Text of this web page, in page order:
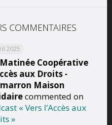
COMMENTAIRES
2025
Matinée Coopérative
aux Droits -
Maison
commented on
« Vers l’Accès aux
»